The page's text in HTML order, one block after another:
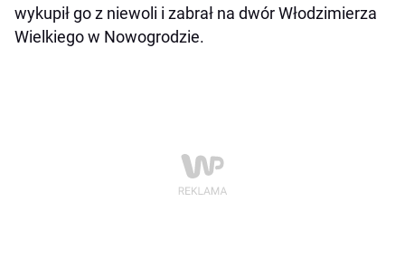
wykupił go z niewoli i zabrał na dwór Włodzimierza
Wielkiego w Nowogrodzie.